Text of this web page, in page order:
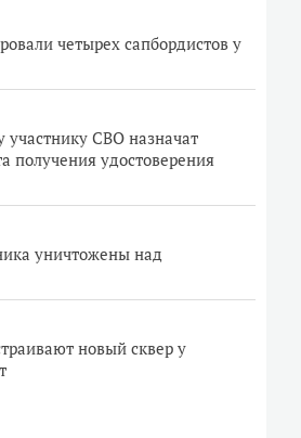
четырех сапбордистов у
участнику СВО назначат
получения удостоверения
уничтожены над
новый сквер у